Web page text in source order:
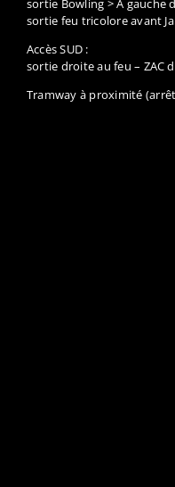
Accès SUD :
sortie droite au feu – ZAC
Tramway à proximité (arrêt